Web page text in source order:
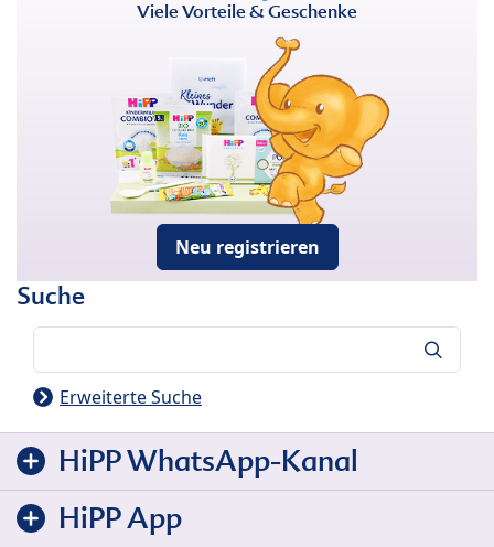
Viele Vorteile & Geschenke
Neu registrieren
Suche
Erweiterte Suche
HiPP WhatsApp-Kanal
HiPP App